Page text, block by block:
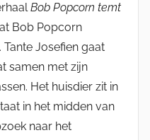
Bob Popcorn temt
Bob Popcorn
Josefien gaat
samen met zijn
Het huisdier zit in
in het midden van
naar het